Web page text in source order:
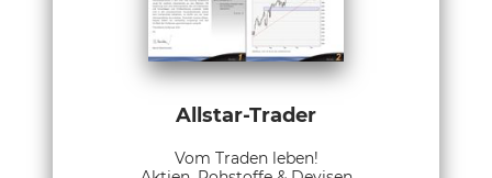
Allstar-Trader
Vom Traden leben!